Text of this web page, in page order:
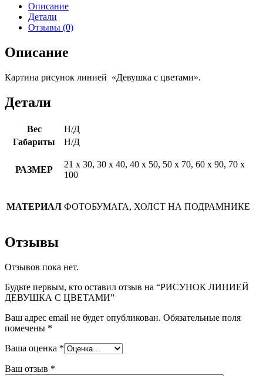
Описание
Детали
Отзывы (0)
Описание
Картина рисунок линией «Девушка с цветами».
Детали
Вес
Н/Д
Габариты
Н/Д
РАЗМЕР
21 х 30, 30 х 40, 40 х 50, 50 х 70, 60 х 90, 70 х
100
МАТЕРИАЛ ФОТОБУМАГА, ХОЛСТ НА ПОДРАМНИКЕ
Отзывы
Отзывов пока нет.
Будьте первым, кто оставил отзыв на “РИСУНОК ЛИНИЕЙ
ДЕВУШКА С ЦВЕТАМИ”
Ваш адрес email не будет опубликован. Обязательные поля
помечены *
Ваша оценка *
Ваш отзыв *